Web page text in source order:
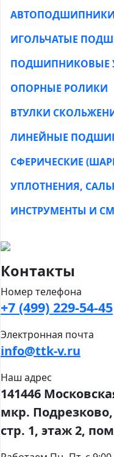
АВТОПОДШИПНИКИ
ИГОЛЬЧАТЫЕ
ПОДШИПНИКОВЫЕ
ОПОРНЫЕ РОЛИКИ
ВТУЛКИ
ЛИНЕЙНЫЕ
СФЕРИЧЕСКИЕ
УПЛОТНЕНИЯ,
ИНСТРУМЕНТЫ И
Контакты
Номер телефона
+7 (499) 229-54-45
Электронная почта
info@ttk-v.ru
Наш адрес
141446
мкр.
стр. 1, этаж 2,